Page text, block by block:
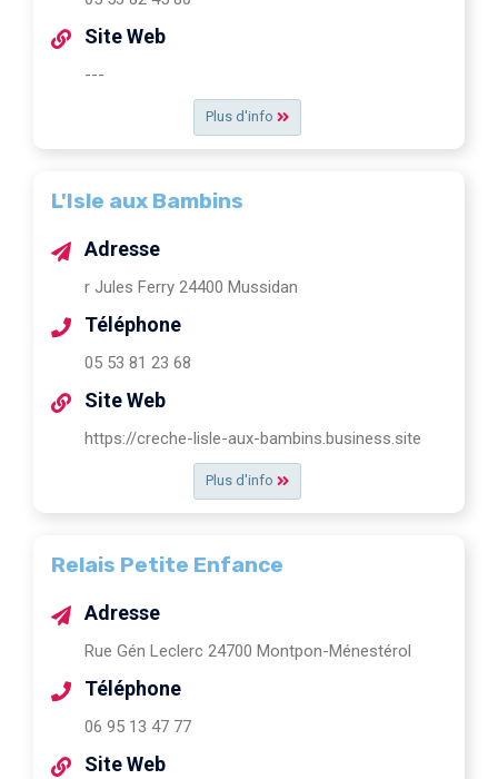
Plus d'info
Site Web
---
L'Isle aux Bambins
Plus d'info
Adresse
r Jules Ferry 24400 Mussidan
Téléphone
05 53 81 23 68
Site Web
https://creche-lisle-aux-bambins.business.site
Relais Petite Enfance
Adresse
Rue Gén Leclerc 24700 Montpon-Ménestérol
Téléphone
06 95 13 47 77
Site Web